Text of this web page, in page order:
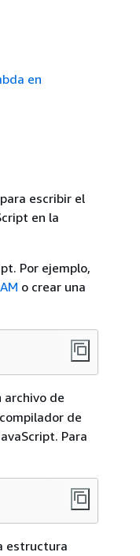
en
escribir el
en la
Por ejemplo,
o crear una
archivo de
de
Para
estructura